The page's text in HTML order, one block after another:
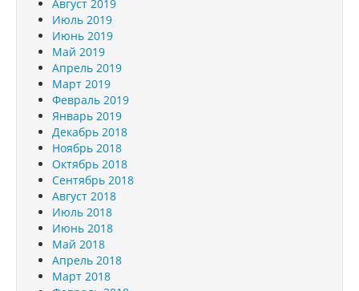
Август 2019
Июль 2019
Июнь 2019
Май 2019
Апрель 2019
Март 2019
Февраль 2019
Январь 2019
Декабрь 2018
Ноябрь 2018
Октябрь 2018
Сентябрь 2018
Август 2018
Июль 2018
Июнь 2018
Май 2018
Апрель 2018
Март 2018